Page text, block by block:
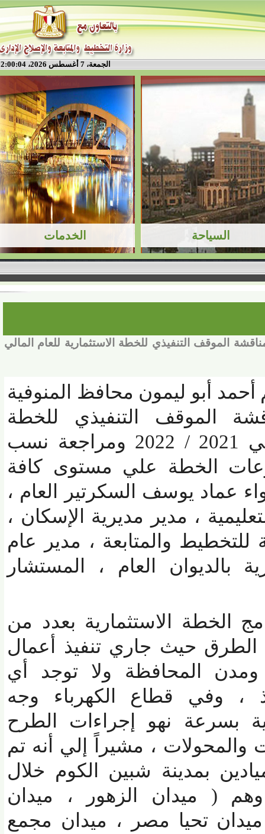
الجمعة، 7 أغسطس 2026، 2:00:05 م
الموقف التنفيذي للخطة الاستثمارية للعام المالي
أبو ليمون محافظ المنوفية
الموقف التنفيذي للخطة
الاستثمارية للعام المالي 2021 / 2022 ومراجعة نسب
الخطة علي مستوى كافة
عماد يوسف السكرتير العام ،
، مدير مديرية الإسكان ،
والمتابعة ، مدير عام
بالديوان العام ، المستشار
الاستثمارية بعدد من
حيث جاري تنفيذ أعمال
المحافظة ولا توجد أي
، وفي قطاع الكهرباء وجه
بسرعة نهو إجراءات الطرح
، مشيراً إلي أنه تم
من تطوير 5 ميادين بمدينة شبين الكوم خلال
( ميدان الزهور ، ميدان
تحيا مصر ، ميدان مجمع